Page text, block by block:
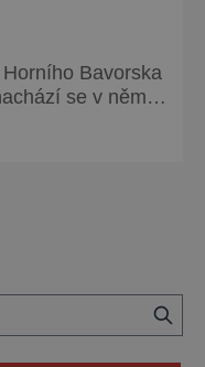
Bavorska
se v něm